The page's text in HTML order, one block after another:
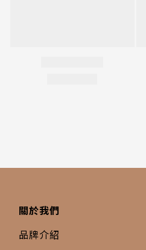
關於我們
品牌介紹